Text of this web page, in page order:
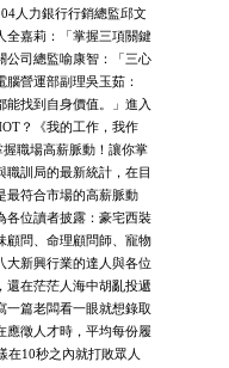
人力銀行行銷總監邱文
全嘉莉：「掌握三項關鍵
公司總監喻康智：「三心
營運部副理吳玉茹：
能找到自身價值。」進入
？《我的工作，我作
職場高薪脈動！讓你掌
訓局的最新統計，在目
最符合市場的高薪脈動
各位讀者披露：豪宅西裝
顧問、命理顧問師、寵物
大新興行業的達人與各位
還在茫茫人海中胡亂投遞
一篇老闆看一眼就想錄取
應徵人才時，平均每份履
在10秒之內就打敗眾人